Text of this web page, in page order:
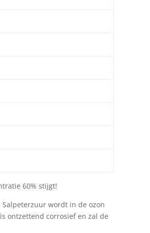
60% stijgt!
wordt in de ozon
ontzettend corrosief en zal de